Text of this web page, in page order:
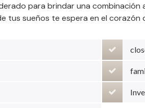
para brindar una combinación
tus sueños te espera en el corazón